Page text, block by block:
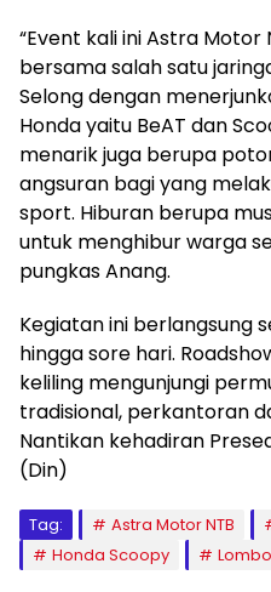
“Event kali ini Astra
bersama salah satu
Selong dengan
Honda yaitu BeAT dan
menarik juga berupa
angsuran bagi yang
sport. Hiburan berupa
untuk menghibur warga
pungkas Anang.
Kegiatan ini berlangsung
hingga sore hari.
keliling mengunjungi
tradisional, perkantoran
Nantikan kehadiran
(Din)
Tag: Astra Motor NTB
Honda Scoopy